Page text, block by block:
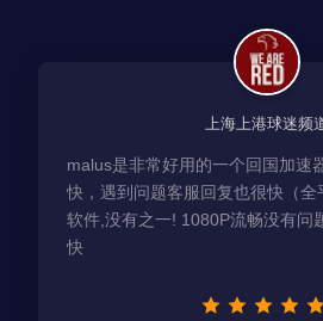
上海上港球迷频
malus是非常好用的一个回国加速
快，遇到问题客服回复也很快（全
软件,没有之一! 1080P流畅没有问
快